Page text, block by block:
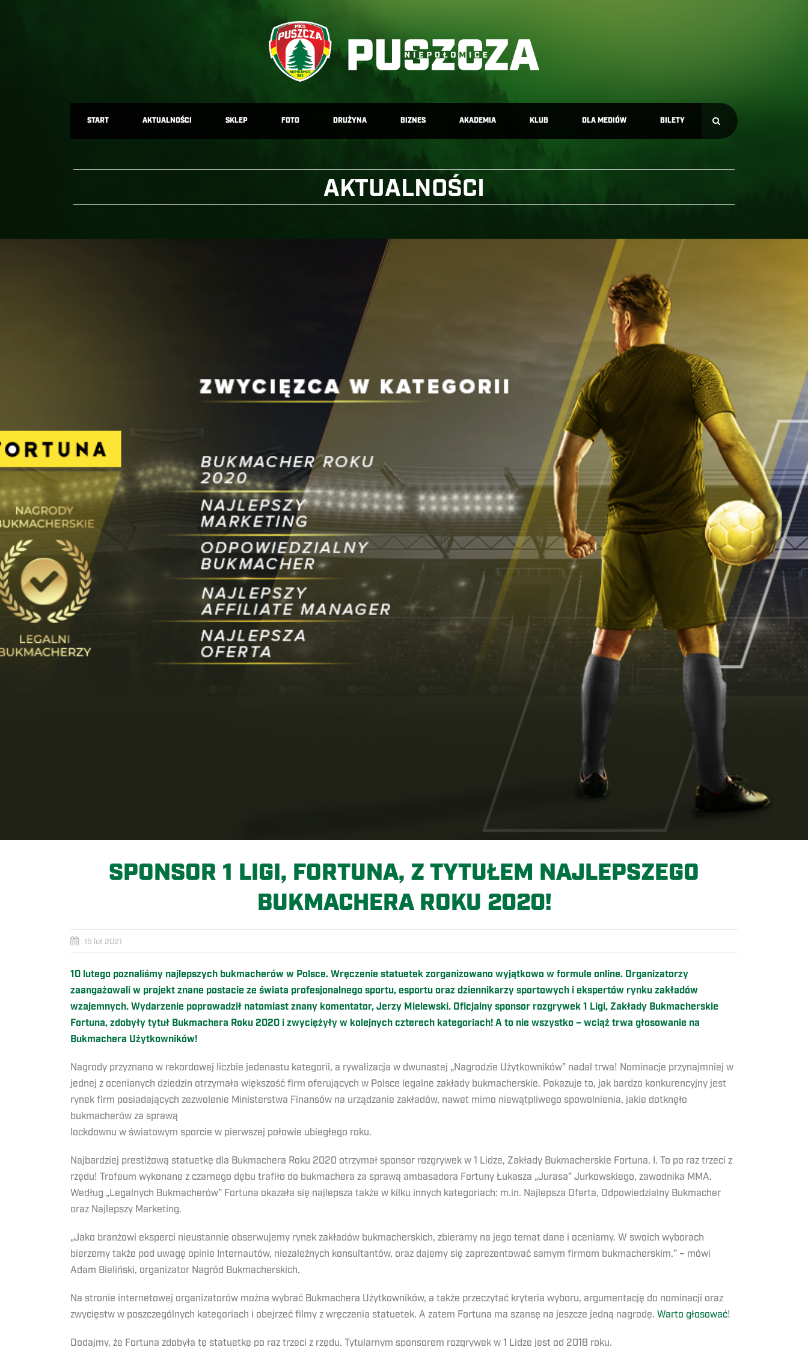
START AKTUALNOŚCI SKLEP FOTO DRUŻYNA BIZNES AKADEMIA KLUB DLA MEDIÓW BILETY
AKTUALNOŚCI
SPONSOR 1 LIGI, FORTUNA, Z TYTUŁEM NAJLEPSZEGO
BUKMACHERA ROKU 2020!
15 lut 2021
10 lutego poznaliśmy najlepszych bukmacherów w Polsce. Wręczenie statuetek zorganizowano wyjątkowo w formule online. Organizatorzy
zaangażowali w projekt znane postacie ze świata profesjonalnego sportu, esportu oraz dziennikarzy sportowych i ekspertów rynku zakładów
wzajemnych. Wydarzenie poprowadził natomiast znany komentator, Jerzy Mielewski. Oficjalny sponsor rozgrywek 1 Ligi, Zakłady Bukmacherskie
Fortuna, zdobyły tytuł Bukmachera Roku 2020 i zwyciężyły w kolejnych czterech kategoriach! A to nie wszystko – wciąż trwa głosowanie na
Bukmachera Użytkowników!
Nagrody przyznano w rekordowej liczbie jedenastu kategorii, a rywalizacja w dwunastej „Nagrodzie Użytkowników” nadal trwa! Nominacje przynajmniej w
jednej z ocenianych dziedzin otrzymała większość firm oferujących w Polsce legalne zakłady bukmacherskie. Pokazuje to, jak bardzo konkurencyjny jest
rynek firm posiadających zezwolenie Ministerstwa Finansów na urządzanie zakładów, nawet mimo niewątpliwego spowolnienia, jakie dotknęło
bukmacherów za sprawą
lockdownu w światowym sporcie w pierwszej połowie ubiegłego roku.
Najbardziej prestiżową statuetkę dla Bukmachera Roku 2020 otrzymał sponsor rozgrywek w 1 Lidze, Zakłady Bukmacherskie Fortuna. I. To po raz trzeci z
rzędu! Trofeum wykonane z czarnego dębu trafiło do bukmachera za sprawą ambasadora Fortuny Łukasza „Jurasa” Jurkowskiego, zawodnika MMA.
Według „Legalnych Bukmacherów” Fortuna okazała się najlepsza także w kilku innych kategoriach: m.in. Najlepsza Oferta, Odpowiedzialny Bukmacher
oraz Najlepszy Marketing.
„Jako branżowi eksperci nieustannie obserwujemy rynek zakładów bukmacherskich, zbieramy na jego temat dane i oceniamy. W swoich wyborach
bierzemy także pod uwagę opinie Internautów, niezależnych konsultantów, oraz dajemy się zaprezentować samym firmom bukmacherskim.” – mówi
Adam Bieliński, organizator Nagród Bukmacherskich.
Na stronie internetowej organizatorów można wybrać Bukmachera Użytkowników, a także przeczytać kryteria wyboru, argumentację do nominacji oraz
zwycięstw w poszczególnych kategoriach i obejrzeć filmy z wręczenia statuetek. A zatem Fortuna ma szansę na jeszcze jedną nagrodę. Warto głosować!
Dodajmy, że Fortuna zdobyła tę statuetkę po raz trzeci z rzędu. Tytularnym sponsorem rozgrywek w 1 Lidze jest od 2018 roku.